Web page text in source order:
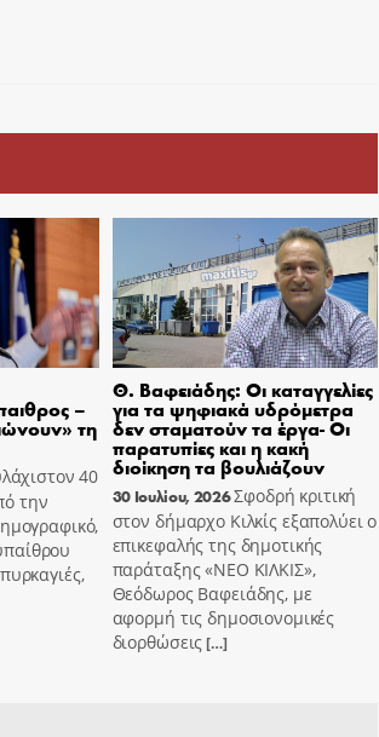
–
τη
40
την
Θ. Βαφειάδης: Οι καταγγελίες
για τα ψηφιακά υδρόμετρα
δεν σταματούν τα έργα- Οι
παρατυπίες και η κακή
διοίκηση τα βουλιάζουν
30 Ιουλίου, 2026Σφοδρή κριτική
στον δήμαρχο Κιλκίς εξαπολύει ο
επικεφαλής της δημοτικής
παράταξης «ΝΕΟ ΚΙΛΚΙΣ»,
Θεόδωρος Βαφειάδης, με
αφορμή τις δημοσιονομικές
διορθώσεις[…]